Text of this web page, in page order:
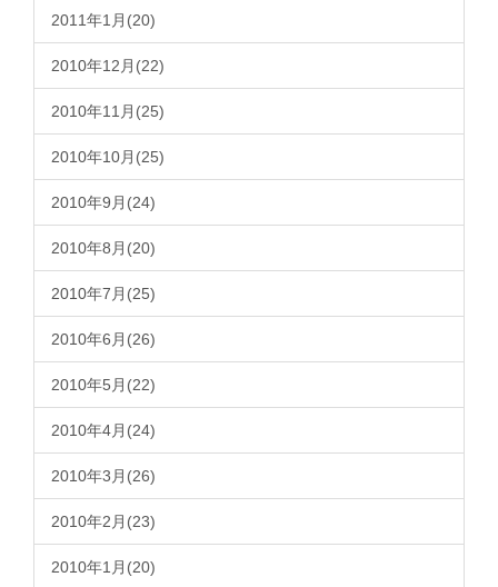
2011年1月(20)
2010年12月(22)
2010年11月(25)
2010年10月(25)
2010年9月(24)
2010年8月(20)
2010年7月(25)
2010年6月(26)
2010年5月(22)
2010年4月(24)
2010年3月(26)
2010年2月(23)
2010年1月(20)